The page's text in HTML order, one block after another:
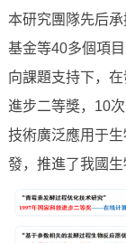
本研究團隊先后
基金等40多個項
向課題支持下，
進步二等獎，10
技術廣泛應用于
發，推進了我國生